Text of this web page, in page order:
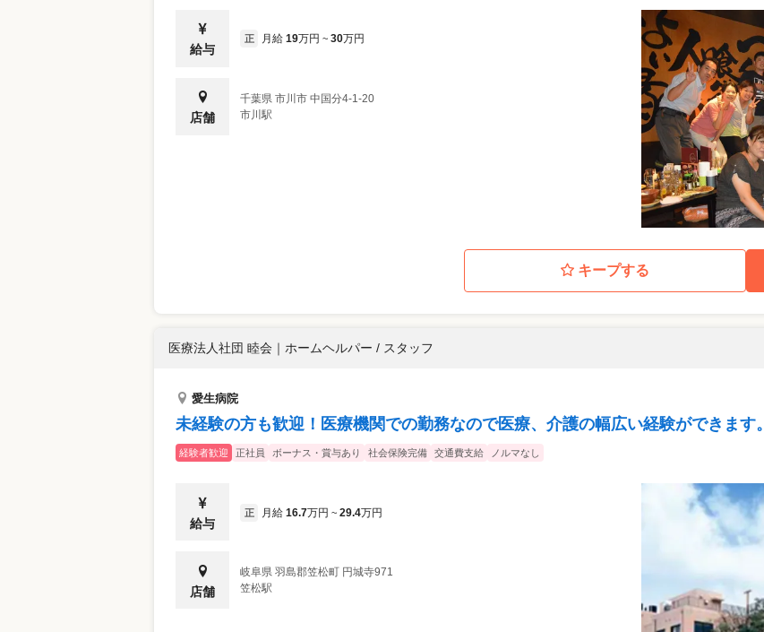
給与
正 月給 19万円 ~ 30万円
店舗
千葉県 市川市 中国分4-1-20
市川駅
キープする
医療法人社団 睦会 ｜ ホームヘルパー / スタッフ
愛生病院
未経験の方も歓迎！医療機関での勤務なので医療、介護の幅広い経験ができます。
経験者歓迎 正社員 ボーナス・賞与あり 社会保険完備 交通費支給 ノルマなし
給与
正 月給 16.7万円 ~ 29.4万円
店舗
岐阜県 羽島郡笠松町 円城寺971
笠松駅